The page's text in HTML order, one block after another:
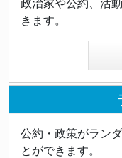
政治家や公約、活
きます。
公約・政策がラン
とができます。